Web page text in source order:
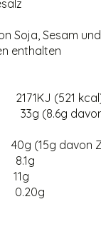
Soja, Sesam
enthalten
(521
davon
40g (15g davon
8.1g